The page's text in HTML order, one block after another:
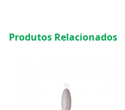
Produtos Relacionados